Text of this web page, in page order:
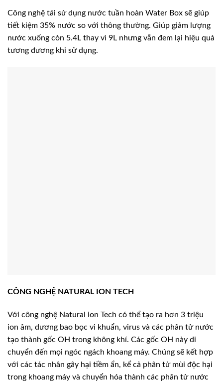
Công nghệ tái sử dụng nước tuần hoàn Water Box sẽ giúp
tiết kiệm 35% nước so với thông thường. Giúp giảm lượng
nước xuống còn 5.4L thay vì 9L nhưng vẫn đem lại hiệu quả
tương đương khi sử dụng.
CÔNG NGHỆ NATURAL ION TECH
Với công nghệ Natural ion Tech có thể tạo ra hơn 3 triệu
ion âm, dương bao bọc vi khuẩn, virus và các phân tử nước
tạo thành gốc OH trong không khí. Các gốc OH này di
chuyển đến mọi ngóc ngách khoang máy. Chúng sẽ kết hợp
với các tác nhân gây hại tiềm ẩn, kể cả phân tử mùi độc hại
trong khoang máy và chuyển hóa thành các phân tử nước